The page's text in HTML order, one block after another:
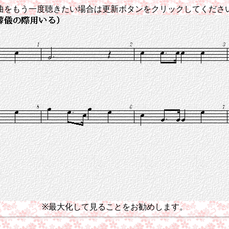
もう一度聴きたい場合は更新ボタンをクリックしてくださ
※最大化して見ることをお勧めします。